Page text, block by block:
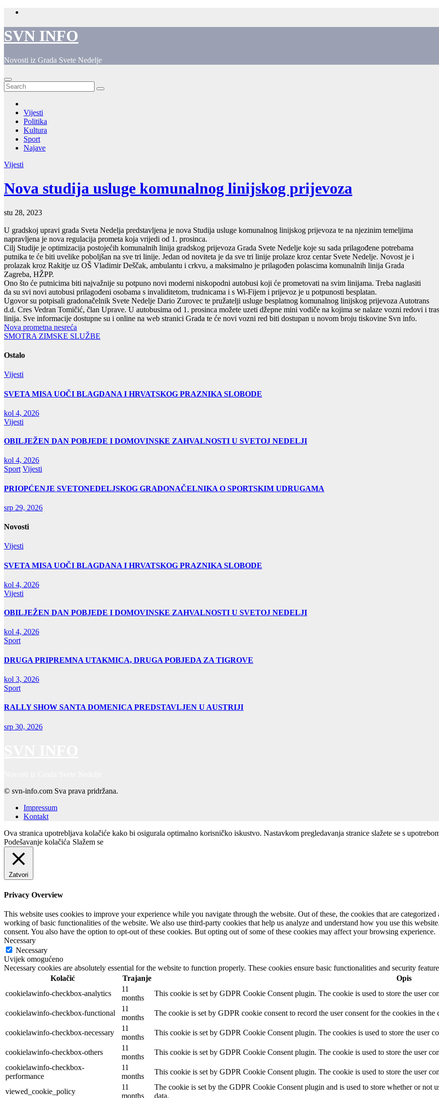
Skip
content
SVN INFO
Novosti iz Grada Svete Nedelje
Vijesti
Politika
Kultura
Sport
Najave
Vijesti
Nova studija usluge komunalnog linijskog prijevoza
stu 28, 2023
U gradskoj upravi grada Sveta Nedelja predstavljena je nova Studija usluge komunalnog linijskog prijevoza te na njezinim temeljima
napravljena je nova regulacija prometa koja vrijedi od 1. prosinca.
Cilj Studije je optimizacija postojećih komunalnih linija gradskog prijevoza Grada Svete Nedelje koje su sada prilagođene potrebama
putnika te će biti uvelike poboljšan na sve tri linije. Jedan od noviteta je da sve tri linije prolaze kroz centar Svete Nedelje. Novost je i
prolazak kroz Rakitje uz OŠ Vladimir Deščak, ambulantu i crkvu, a maksimalno je prilagođen polascima komunalnih linija Grada
Zagreba, HŽPP.
Ono što će putnicima biti najvažnije su potpuno novi moderni niskopodni autobusi koji će prometovati na svim linijama. Treba naglasiti
da su svi novi autobusi prilagođeni osobama s invaliditetom, trudnicama i s Wi-Fijem i prijevoz je u potpunosti besplatan.
Ugovor su potpisali gradonačelnik Svete Nedelje Dario Zurovec te pružatelji usluge besplatnog komunalnog linijskog prijevoza Autotrans
d.d. Cres Vedran Tomičić, član Uprave. U autobusima od 1. prosinca možete uzeti džepne mini vodiče na kojima se nalaze vozni redovi i
linija. Sve informacije dostupne su i online na web stranici Grada te će novi vozni red biti dostupan u novom broju tiskovine Svn info.
Navigacija
objava
Nova prometna nesreća
SMOTRA ZIMSKE SLUŽBE
Ostalo
Vijesti
SVETA MISA UOČI BLAGDANA I HRVATSKOG PRAZNIKA SLOBODE
kol 4, 2026
Vijesti
OBILJEŽEN DAN POBJEDE I DOMOVINSKE ZAHVALNOSTI U SVETOJ NEDELJI
kol 4, 2026
Sport Vijesti
PRIOPĆENJE SVETONEDELJSKOG GRADONAČELNIKA O SPORTSKIM UDRUGAMA
srp 29, 2026
Novosti
Vijesti
SVETA MISA UOČI BLAGDANA I HRVATSKOG PRAZNIKA SLOBODE
kol 4, 2026
Vijesti
OBILJEŽEN DAN POBJEDE I DOMOVINSKE ZAHVALNOSTI U SVETOJ NEDELJI
kol 4, 2026
Sport
DRUGA PRIPREMNA UTAKMICA, DRUGA POBJEDA ZA TIGROVE
kol 3, 2026
Sport
RALLY SHOW SANTA DOMENICA PREDSTAVLJEN U AUSTRIJI
srp 30, 2026
© svn-info.com Sva prava pridržana.
Impressum
Kontakt
Ova stranica upotrebljava kolačiće kako bi osigurala optimalno korisničko iskustvo. Nastavkom pregledavanja stranice slažete se s
Podešavanje kolačića Slažem se
Zatvori
Privacy Overview
This website uses cookies to improve your experience while you navigate through the website. Out of these, the cookies that are categorized
working of basic functionalities of the website. We also use third-party cookies that help us analyze and understand how you use this
consent. You also have the option to opt-out of these cookies. But opting out of some of these cookies may affect your browsing experience.
Necessary
Necessary
Uvijek omogućeno
Necessary cookies are absolutely essential for the website to function properly. These cookies ensure basic functionalities and security
Kolačić
Trajanje
Opis
cookielawinfo-checkbox-analytics
11
months
This cookie is set by GDPR Cookie Consent plugin. The cookie is used to store the user
cookielawinfo-checkbox-functional
11
months
The cookie is set by GDPR cookie consent to record the user consent for the cookies in
cookielawinfo-checkbox-necessary
11
months
This cookie is set by GDPR Cookie Consent plugin. The cookies is used to store the user
cookielawinfo-checkbox-others
11
months
This cookie is set by GDPR Cookie Consent plugin. The cookie is used to store the user
cookielawinfo-checkbox-
performance
11
months
This cookie is set by GDPR Cookie Consent plugin. The cookie is used to store the user
viewed_cookie_policy
11
months
The cookie is set by the GDPR Cookie Consent plugin and is used to store whether or not
data.